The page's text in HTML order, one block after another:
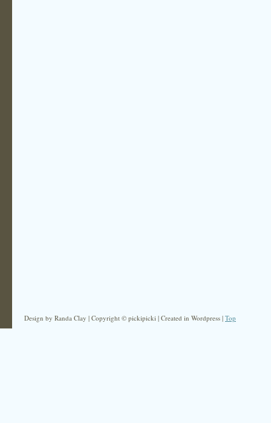
Design by Randa Clay | Copyright © pickipicki | Created in Wordpress | Top